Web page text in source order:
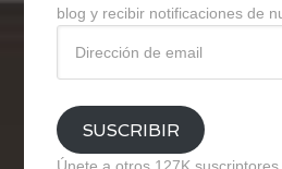
blog y recibir notificaciones de
email
SUSCRIBIR